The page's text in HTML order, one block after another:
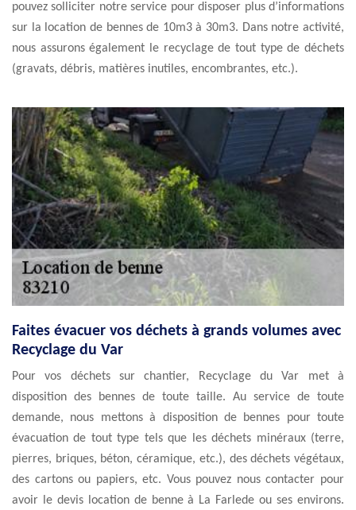
pouvez solliciter notre service pour disposer plus d’informations
sur la location de bennes de 10m3 à 30m3. Dans notre activité,
nous assurons également le recyclage de tout type de déchets
(gravats, débris, matières inutiles, encombrantes, etc.).
Faites évacuer vos déchets à grands volumes avec
Recyclage du Var
Pour vos déchets sur chantier, Recyclage du Var met à
disposition des bennes de toute taille. Au service de toute
demande, nous mettons à disposition de bennes pour toute
évacuation de tout type tels que les déchets minéraux (terre,
pierres, briques, béton, céramique, etc.), des déchets végétaux,
des cartons ou papiers, etc. Vous pouvez nous contacter pour
avoir le devis location de benne à La Farlede ou ses environs.